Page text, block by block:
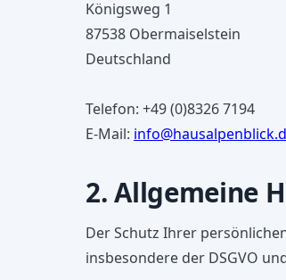
Ferienwohnungen
Königsweg 1
87538 Obermaiselstein
Deutschland
Telefon: +49 (0)8326 7194
E-Mail:
2. Allgemeine
Der Schutz Ihrer
insbesondere der DSGVO